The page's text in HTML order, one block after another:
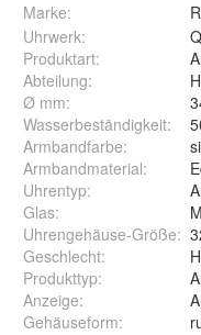
Marke:
Uhrwerk:
Produktart:
Abteilung:
Ø mm:
Wasserbeständigkeit:
Armbandfarbe:
Armbandmaterial:
Uhrentyp:
Glas:
Uhrengehäuse-Größe:
Geschlecht:
Produkttyp:
Anzeige:
Gehäuseform: